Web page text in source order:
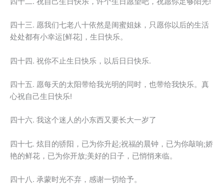
四十三. 愿我们七老八十依然是闺蜜姐妹，只愿你以后的生活
处处都有小幸运[鲜花]，生日快乐。
四十四. 祝你不止生日快乐，以后日日快乐.
四十五. 愿每天的太阳带给我光明的同时，也带给我快乐。真
心祝自己生日快乐!
四十六. 我这个迷人的小东西又要长大一岁了
四十七. 炫目的骄阳，已为你升起;祝福的晨钟，已为你敲响;娇
艳的鲜花，已为你开放;美好的日子，已悄悄来临。
四十八. 承蒙时光不弃，感谢一切给予。